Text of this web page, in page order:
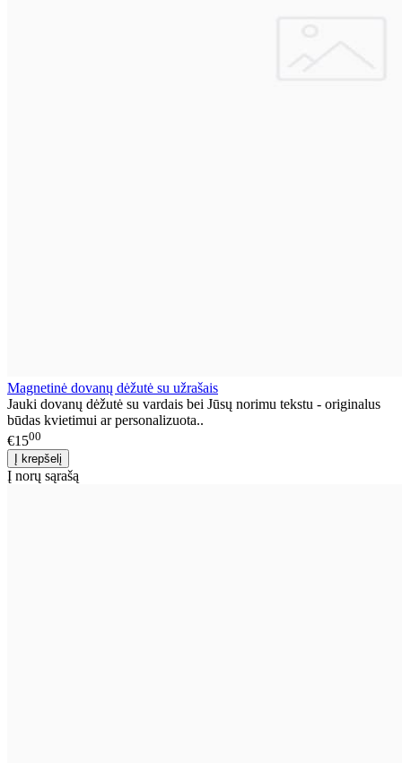
Magnetinė dovanų dėžutė su užrašais
Jauki dovanų dėžutė su vardais bei Jūsų norimu tekstu - originalus
būdas kvietimui ar personalizuota..
€1500
Į norų sąrašą